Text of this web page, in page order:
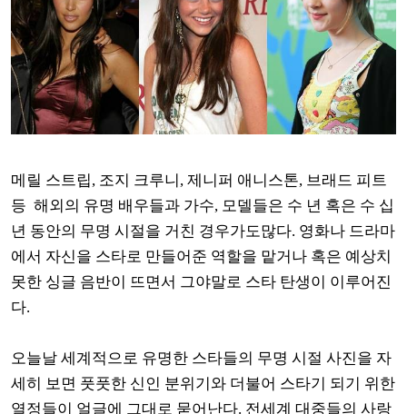
메릴 스트립, 조지 크루니, 제니퍼 애니스톤, 브래드 피트
등 해외의 유명 배우들과 가수, 모델들은 수 년 혹은 수 십
년 동안의 무명 시절을 거친 경우가도많다. 영화나 드라마
에서 자신을 스타로 만들어준 역할을 맡거나 혹은 예상치
못한 싱글 음반이 뜨면서 그야말로 스타 탄생이 이루어진
다.
오늘날 세계적으로 유명한 스타들의 무명 시절 사진을 자
세히 보면 풋풋한 신인 분위기와 더불어 스타기 되기 위한
열정들이 얼글에 그대로 묻어난다. 전세계 대중들의 사랑